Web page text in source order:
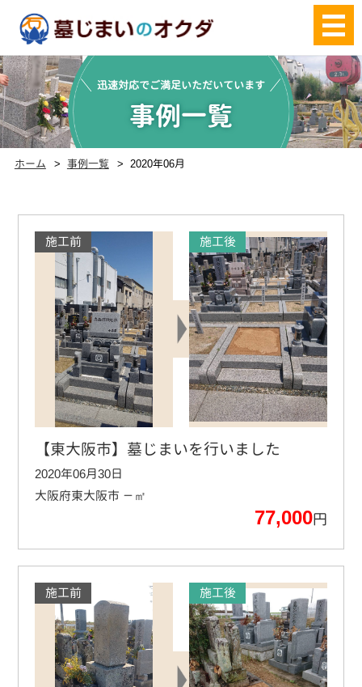
迅速対応でご満足いただいています
事例一覧
ホーム 事例一覧 2020年06月
施工前 施工後
【東大阪市】墓じまいを行いました
2020年06月30日
大阪府東大阪市 －㎡
77,000円
施工前 施工後